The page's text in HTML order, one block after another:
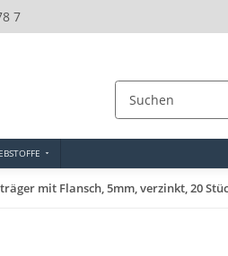
7
mit Flansch, 5mm, verzinkt, 20